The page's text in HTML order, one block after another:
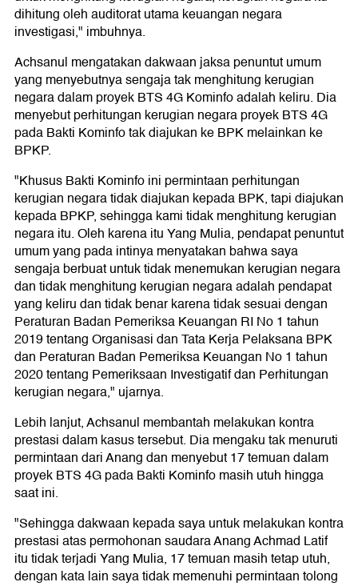
dihitung oleh auditorat utama keuangan negara
investigasi," imbuhnya.
Achsanul mengatakan dakwaan jaksa penuntut umum
yang menyebutnya sengaja tak menghitung kerugian
negara dalam proyek BTS 4G Kominfo adalah keliru. Dia
menyebut perhitungan kerugian negara proyek BTS 4G
pada Bakti Kominfo tak diajukan ke BPK melainkan ke
BPKP.
"Khusus Bakti Kominfo ini permintaan perhitungan
kerugian negara tidak diajukan kepada BPK, tapi diajukan
kepada BPKP, sehingga kami tidak menghitung kerugian
negara itu. Oleh karena itu Yang Mulia, pendapat penuntut
umum yang pada intinya menyatakan bahwa saya
sengaja berbuat untuk tidak menemukan kerugian negara
dan tidak menghitung kerugian negara adalah pendapat
yang keliru dan tidak benar karena tidak sesuai dengan
Peraturan Badan Pemeriksa Keuangan RI No 1 tahun
2019 tentang Organisasi dan Tata Kerja Pelaksana BPK
dan Peraturan Badan Pemeriksa Keuangan No 1 tahun
2020 tentang Pemeriksaan Investigatif dan Perhitungan
kerugian negara," ujarnya.
Lebih lanjut, Achsanul membantah melakukan kontra
prestasi dalam kasus tersebut. Dia mengaku tak menuruti
permintaan dari Anang dan menyebut 17 temuan dalam
proyek BTS 4G pada Bakti Kominfo masih utuh hingga
saat ini.
"Sehingga dakwaan kepada saya untuk melakukan kontra
prestasi atas permohonan saudara Anang Achmad Latif
itu tidak terjadi Yang Mulia, 17 temuan masih tetap utuh,
dengan kata lain saya tidak memenuhi permintaan tolong